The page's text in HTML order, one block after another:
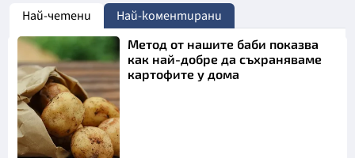
Най-четени Най-коментирани
Снимка:
Метод от нашите баби показва
как най-добре да съхраняваме
картофите у дома